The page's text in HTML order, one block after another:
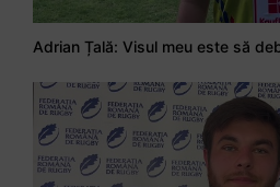
Adrian Țală: Visul meu este să